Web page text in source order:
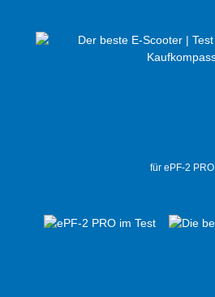
für ePF-2 PRO